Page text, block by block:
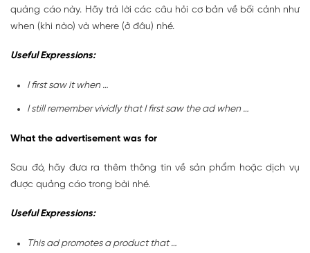
quảng cáo này. Hãy trả lời các câu hỏi cơ bản về bối cảnh như
when (khi nào) và where (ở đâu) nhé.
Useful Expressions:
I first saw it when …
I still remember vividly that I first saw the ad when …
What the advertisement was for
Sau đó, hãy đưa ra thêm thông tin về sản phẩm hoặc dịch vụ
được quảng cáo trong bài nhé.
Useful Expressions:
This ad promotes a product that …